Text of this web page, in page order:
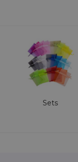
Sets